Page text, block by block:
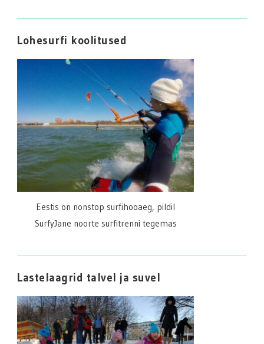
Lohesurfi koolitused
Eestis on nonstop surfihooaeg, pildil
SurfyJane noorte surfitrenni tegemas
Lastelaagrid talvel ja suvel